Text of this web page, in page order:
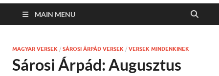
MAIN MENU
MAGYAR VERSEK / SÁROSI ÁRPÁD VERSEK / VERSEK MINDENKINEK
Sárosi Árpád: Augusztus